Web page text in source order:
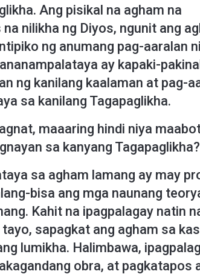
Ang pisikal na agham na
nilikha ng Diyos, ngunit ang
ng anumang pag-aaralan
ay kapaki-
ng kanilang kaalaman at pag-
sa kanilang Tagapaglikha.
maaaring hindi niya
sa kanyang Tagapaglikha?
sa agham lamang ay may
bisa ang mga naunang
Kahit na ipagpalagay natin
sapagkat ang agham sa
lumikha. Halimbawa,
obra, at pagkatapos